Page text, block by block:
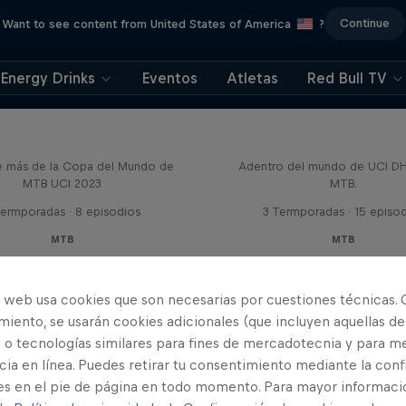
Want to see content from United States of America ? Continue
Energy Drinks Eventos Atletas Red Bull TV
más de la Copa del Mundo de
MTB UCI 2023
· 8 episodios
MTB
Adentro del mundo de UCI
MTB.
3 Termporadas · 15
MTB
web usa cookies que son necesarias por cuestiones técnicas.
se usarán cookies adicionales (que incluyen aquellas de
tecnologías similares para fines de mercadotecnia y para
en línea. Puedes retirar tu consentimiento mediante la
en el pie de página en todo momento. Para mayor